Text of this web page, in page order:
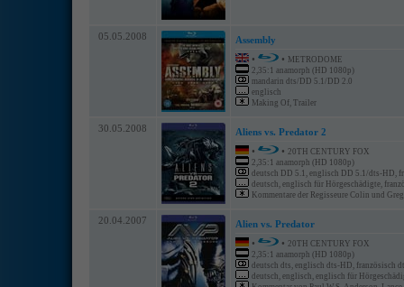
05.05.2008
Assembly
•
• METRODOME
2,35:1 anamorph (HD 1080p)
mandarin dts/DD 5.1/DD 2.0
englisch
Making Of, Trailer
30.05.2008
Aliens vs. Predator 2
•
• 20TH CENTURY FOX
2,35:1 anamorph (HD 1080p)
deutsch DD 5.1, englisch DD 5.1/dts-HD,
deutsch, englisch für Hörgeschädigte,
Kommentare der Regisseure Colin und
20.04.2007
Alien vs. Predator
•
• 20TH CENTURY FOX
2,35:1 anamorph (HD 1080p)
deutsch dts, englisch dts-HD, französisch
deutsch, englisch, englisch für